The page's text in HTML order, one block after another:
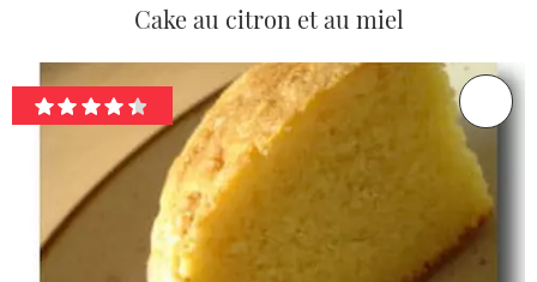
Cake au citron et au miel